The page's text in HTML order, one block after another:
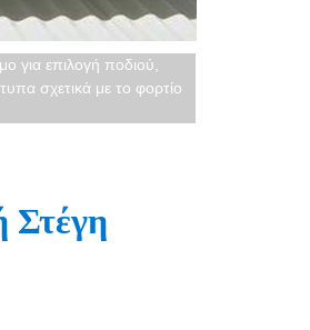
για επιλογή ποδιού,
σχετικά με το φορτίο
Στέγη